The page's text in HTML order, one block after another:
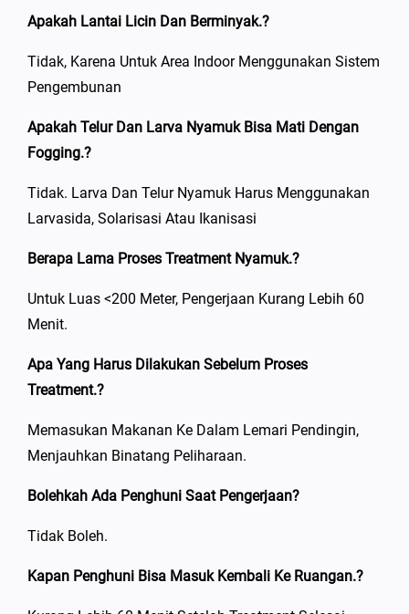
Apakah Lantai Licin Dan Berminyak.?
Tidak, Karena Untuk Area Indoor Menggunakan Sistem
Pengembunan
Apakah Telur Dan Larva Nyamuk Bisa Mati Dengan
Fogging.?
Tidak. Larva Dan Telur Nyamuk Harus Menggunakan
Larvasida, Solarisasi Atau Ikanisasi
Berapa Lama Proses Treatment Nyamuk.?
Untuk Luas <200 Meter, Pengerjaan Kurang Lebih 60
Menit.
Apa Yang Harus Dilakukan Sebelum Proses
Treatment.?
Memasukan Makanan Ke Dalam Lemari Pendingin,
Menjauhkan Binatang Peliharaan.
Bolehkah Ada Penghuni Saat Pengerjaan?
Tidak Boleh.
Kapan Penghuni Bisa Masuk Kembali Ke Ruangan.?